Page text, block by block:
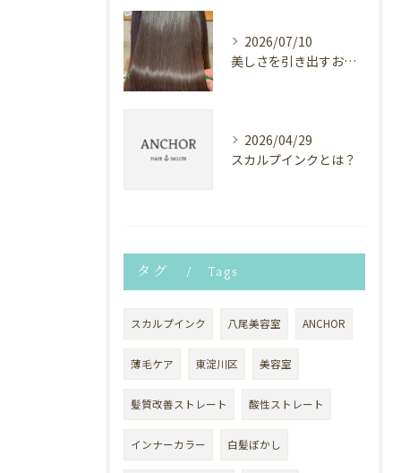
2026/07/10
美しさを引き出すお手伝い✨
2026/04/29
スカルプインクとは？
タグ Tags
スカルプインク 八尾美容室 ANCHOR
薄毛ケア 東淀川区 美容室
髪質改善ストレート 酸性ストレート
インナーカラー 白髪ぼかし